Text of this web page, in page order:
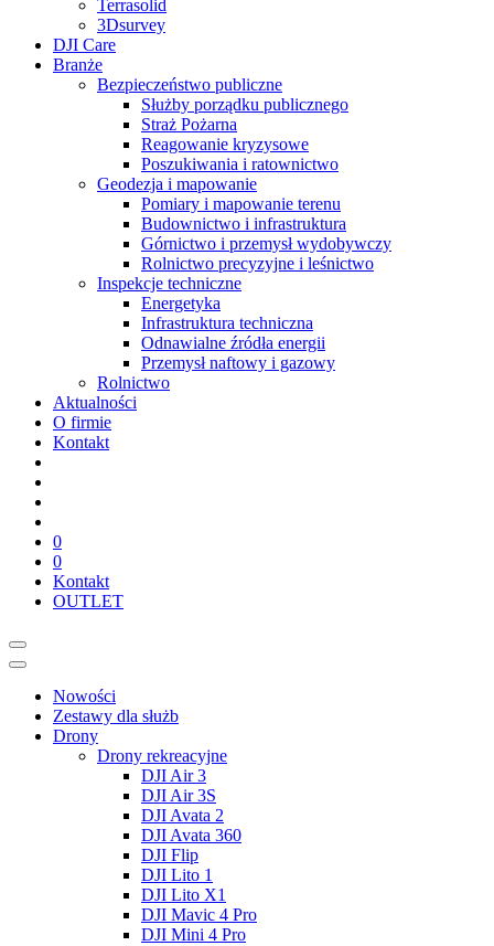
Terrasolid
3Dsurvey
DJI Care
Branże
Bezpieczeństwo publiczne
Służby porządku publicznego
Straż Pożarna
Reagowanie kryzysowe
Poszukiwania i ratownictwo
Geodezja i mapowanie
Pomiary i mapowanie terenu
Budownictwo i infrastruktura
Górnictwo i przemysł wydobywczy
Rolnictwo precyzyjne i leśnictwo
Inspekcje techniczne
Energetyka
Infrastruktura techniczna
Odnawialne źródła energii
Przemysł naftowy i gazowy
Rolnictwo
Aktualności
O firmie
Kontakt
0
0
Kontakt
OUTLET
Nowości
Zestawy dla służb
Drony
Drony rekreacyjne
DJI Air 3
DJI Air 3S
DJI Avata 2
DJI Avata 360
DJI Flip
DJI Lito 1
DJI Lito X1
DJI Mavic 4 Pro
DJI Mini 4 Pro